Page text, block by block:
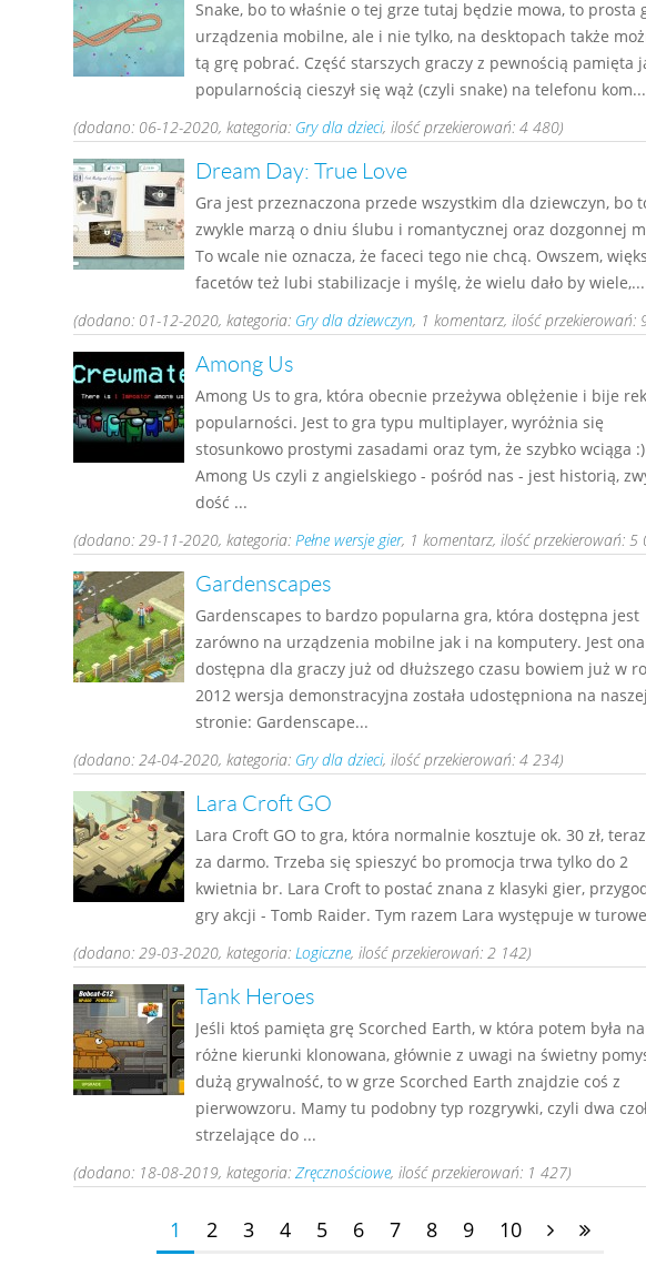
Snake, bo to właśnie o tej grze tutaj będzie mowa, to prosta
urządzenia mobilne, ale i nie tylko, na desktopach także
tą grę pobrać. Część starszych graczy z pewnością pamięta
popularnością cieszył się wąż (czyli snake) na telefonu kom...
(dodano: 06-12-2020, kategoria: Gry dla dzieci, ilość przekierowań: 4 480)
Dream Day: True Love
Gra jest przeznaczona przede wszystkim dla dziewczyn, bo
zwykle marzą o dniu ślubu i romantycznej oraz dozgonnej
To wcale nie oznacza, że faceci tego nie chcą. Owszem,
facetów też lubi stabilizacje i myślę, że wielu dało by wiele,...
(dodano: 01-12-2020, kategoria: Gry dla dziewczyn, 1 komentarz, ilość przekierowań:
Among Us
Among Us to gra, która obecnie przeżywa oblężenie i bije
popularności. Jest to gra typu multiplayer, wyróżnia się
stosunkowo prostymi zasadami oraz tym, że szybko wciąga :)
Among Us czyli z angielskiego - pośród nas - jest historią,
dość ...
(dodano: 29-11-2020, kategoria: Pełne wersje gier, 1 komentarz, ilość przekierowań: 5
Gardenscapes
Gardenscapes to bardzo popularna gra, która dostępna jest
zarówno na urządzenia mobilne jak i na komputery. Jest ona
dostępna dla graczy już od dłuższego czasu bowiem już w
2012 wersja demonstracyjna została udostępniona na naszej
stronie: Gardenscape...
(dodano: 24-04-2020, kategoria: Gry dla dzieci, ilość przekierowań: 4 234)
Lara Croft GO
Lara Croft GO to gra, która normalnie kosztuje ok. 30 zł,
za darmo. Trzeba się spieszyć bo promocja trwa tylko do 2
kwietnia br. Lara Croft to postać znana z klasyki gier,
gry akcji - Tomb Raider. Tym razem Lara występuje w
(dodano: 29-03-2020, kategoria: Logiczne, ilość przekierowań: 2 142)
Tank Heroes
Jeśli ktoś pamięta grę Scorched Earth, w która potem była na
różne kierunki klonowana, głównie z uwagi na świetny
dużą grywalność, to w grze Scorched Earth znajdzie coś z
pierwowzoru. Mamy tu podobny typ rozgrywki, czyli dwa
strzelające do ...
(dodano: 18-08-2019, kategoria: Zręcznościowe, ilość przekierowań: 1 427)
1 2 3 4 5 6 7 8 9 10